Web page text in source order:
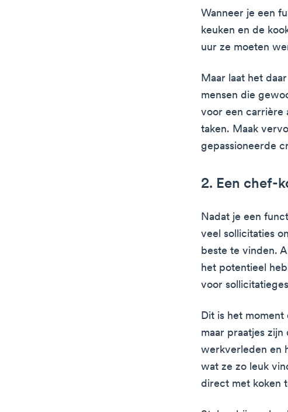
Wanneer je een
keuken en de
uur ze moeten
Maar laat het
mensen die
voor een carrière
taken. Maak
gepassioneerde
2. Een chef-
Nadat je een
veel sollicitaties
beste te vinden.
het potentieel
voor
Dit is het
maar praatjes
werkverleden en
wat ze zo leuk
direct met koken